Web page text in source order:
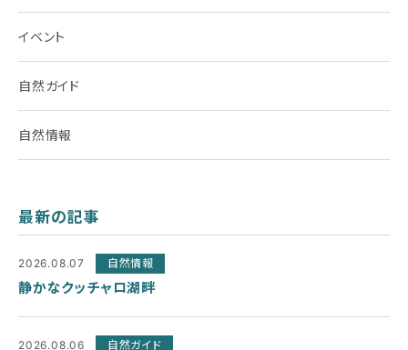
イベント
自然ガイド
自然情報
最新の記事
2026.08.07 自然情報
静かなクッチャロ湖畔
2026.08.06 自然ガイド